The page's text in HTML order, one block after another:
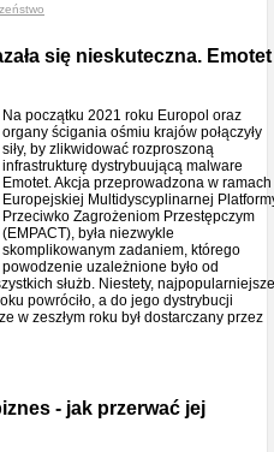
się nieskuteczna. Emotet
Na początku 2021 roku Europol oraz
organy ścigania ośmiu krajów połączyły
siły, by zlikwidować rozproszoną
infrastrukturę dystrybuującą malware
Emotet. Akcja przeprowadzona w ramach
Europejskiej Multidyscyplinarnej
Przeciwko Zagrożeniom Przestępczym
(EMPACT), była niezwykle
skomplikowanym zadaniem, którego
powodzenie uzależnione było od
służb. Niestety, najpopularniejsze
powróciło, a do jego dystrybucji
w zeszłym roku był dostarczany przez
- jak przerwać jej